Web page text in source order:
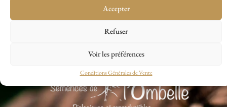
Accepter
Refuser
Voir les préférences
Conditions Générales de Vente